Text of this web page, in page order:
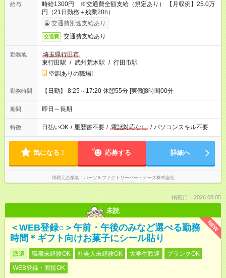
給与
時給1300円 ※交通費全額支給（規定あり） 【月収例】25.0万
円（21日勤務＋残業20h）
交通費別途支給あり
交通費 交通費支給あり
勤務地
埼玉県行田市
東行田駅 / 武州荒木駅 / 行田市駅
空調ありの職場!
勤務時間 【日勤】 8:25～17:20 休憩55分 [実働]8時間00分
期間 即日～長期
特徴 日払いOK / 履歴書不要 / 電話対応なし / パソコンスキル不要
気になる！ 応募する 詳細へ
掲載元企業名 パーソルファクトリーパートナーズ株式会社
掲載日：2026.08.05
未読
NEW
＜WEB登録○＞午前・午後のみなど選べる勤務
時間＊ギフト向けお菓子にシール貼り
派遣 職種未経験OK 社会人未経験OK 大学生歓迎
ブランクOK
WEB登録・面接OK